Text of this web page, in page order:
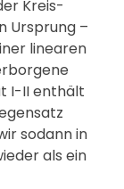
Kreis-
Ursprung –
linearen
I-II enthält
sodann in
als ein